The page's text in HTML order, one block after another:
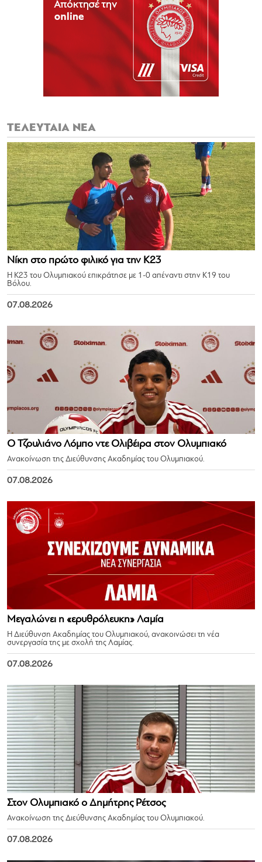
ΤΕΛΕΥΤΑΙΑ ΝΕΑ
Νίκη στο πρώτο φιλικό για την Κ23
Η Κ23 του Ολυμπιακού επικράτησε με 1-0 απέναντι στην Κ19 του
Βόλου.
07.08.2026
Ο Τζουλιάνο Λόμπο ντε Ολιβέιρα στον Ολυμπιακό
Ανακοίνωση της Διεύθυνσης Ακαδημίας του Ολυμπιακού.
07.08.2026
Μεγαλώνει η «ερυθρόλευκη» Λαμία
Η Διεύθυνση Ακαδημίας του Ολυμπιακού, ανακοινώσει τη νέα
συνεργασία της με σχολή της Λαμίας.
07.08.2026
Στον Ολυμπιακό ο Δημήτρης Ρέτσος
Ανακοίνωση της Διεύθυνσης Ακαδημίας του Ολυμπιακού.
07.08.2026